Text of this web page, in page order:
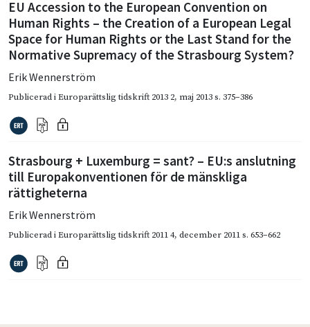
EU Accession to the European Convention on
Human Rights – the Creation of a European Legal
Space for Human Rights or the Last Stand for the
Normative Supremacy of the Strasbourg System?
Erik Wennerström
Publicerad iEuroparättslig tidskrift 2013 2, maj 2013s. 375–386
Strasbourg + Luxemburg = sant? – EU:s anslutning
till Europakonventionen för de mänskliga
rättigheterna
Erik Wennerström
Publicerad iEuroparättslig tidskrift 2011 4, december 2011s. 653–662